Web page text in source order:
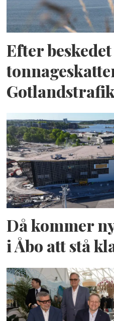
Efter
Då kommer
i Åbo att stå